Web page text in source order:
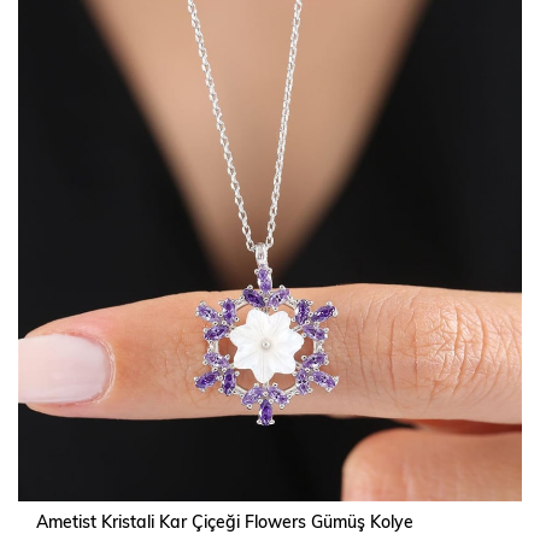
Ametist Kristali Kar Çiçeği Flowers Gümüş Kolye